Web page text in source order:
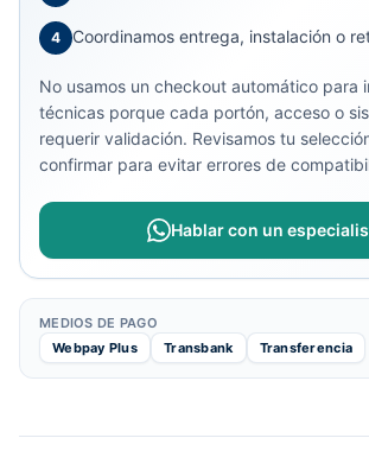
4 Coordinamos entrega, instalación o
No usamos un checkout automático para
técnicas porque cada portón, acceso o
requerir validación. Revisamos tu
confirmar para evitar errores de
Hablar con un
MEDIOS DE PAGO
Webpay Plus
Transbank Transferencia